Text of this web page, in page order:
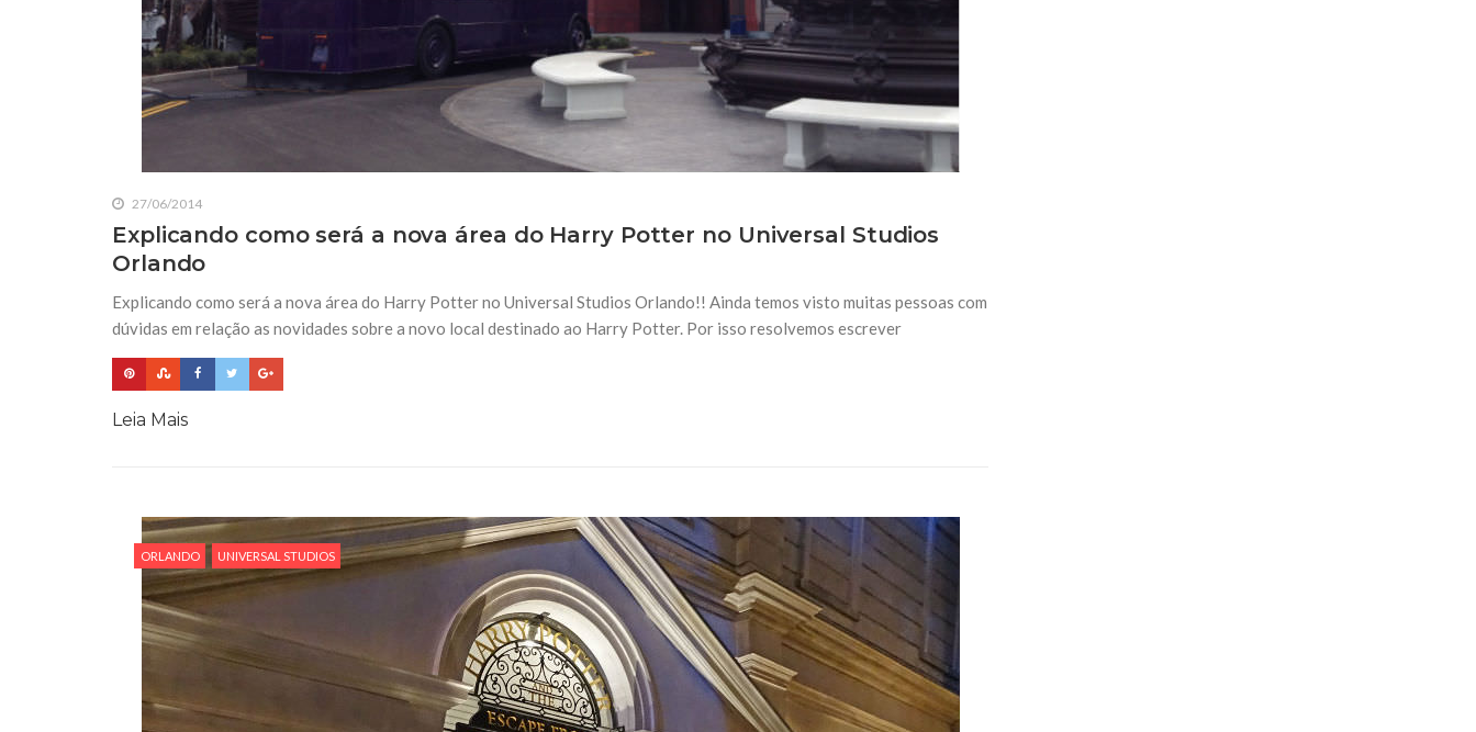
27/06/2014
Explicando como será a nova área do Harry Potter no Universal Studios
Orlando
Explicando como será a nova área do Harry Potter no Universal Studios Orlando!! Ainda temos visto muitas pessoas com
dúvidas em relação as novidades sobre a novo local destinado ao Harry Potter. Por isso resolvemos escrever
Leia Mais
ORLANDO UNIVERSAL STUDIOS